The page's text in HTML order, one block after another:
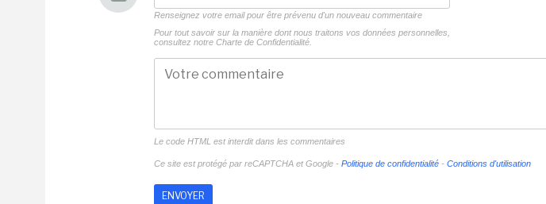
Renseignez votre email pour être prévenu d'un nouveau commentaire
Pour tout savoir sur la manière dont nous traitons vos données personnelles,
consultez notre Charte de Confidentialité.
Le code HTML est interdit dans les commentaires
Ce site est protégé par reCAPTCHA et Google - Politique de confidentialité - Conditions d'utilisation